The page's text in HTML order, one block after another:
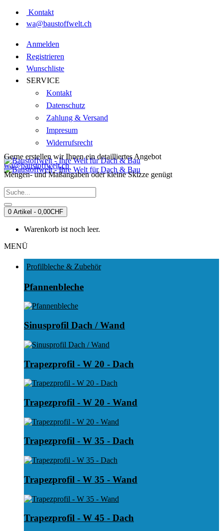
Kontakt
wa@baustoffwelt.ch
Anmelden
Registrieren
Wunschliste
SERVICE
Kontakt
Datenschutz
Zahlung & Versand
Impresum
Widerrufsrecht
Gerne erstellen wir Ihnen ein detailliertes Angebot
wa@baustoffwelt.ch
Mengen- und Maßangaben oder kleine Skizze genügt
0 Artikel - 0,00CHF
Warenkorb ist noch leer.
MENÜ
Profilbleche & Zubehör
Pfannenbleche
Sinusprofil Dach / Wand
Trapezprofil - W 20 - Dach
Trapezprofil - W 20 - Wand
Trapezprofil - W 35 - Dach
Trapezprofil - W 35 - Wand
Trapezprofil - W 45 - Dach